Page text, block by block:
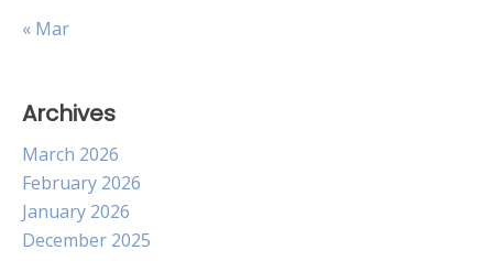
« Mar
Archives
March 2026
February 2026
January 2026
December 2025